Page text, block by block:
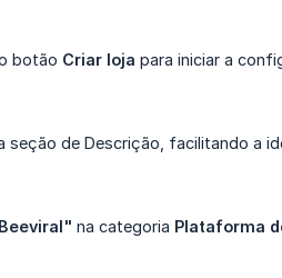
botão Criar loja para iniciar a
seção de Descrição, facilitando a
na categoria Plataforma